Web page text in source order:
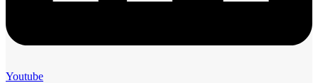
Youtube